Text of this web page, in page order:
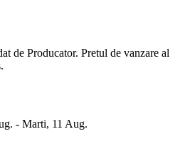
de Producator. Pretul de vanzare al
- Marti, 11 Aug.